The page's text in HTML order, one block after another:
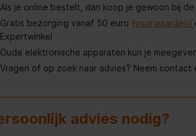
Als je online bestelt, dan koop je gewoon bij
Gratis bezorging vanaf 50 euro (voorwaarden)
Expertwinkel
Oude elektronische apparaten kun je
Vragen of op zoek naar advies? Neem contact
advies nodig?